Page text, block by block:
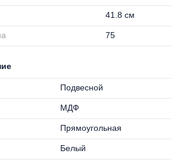
41.8 см
75
Подвесной
МДФ
Прямоугольная
Белый